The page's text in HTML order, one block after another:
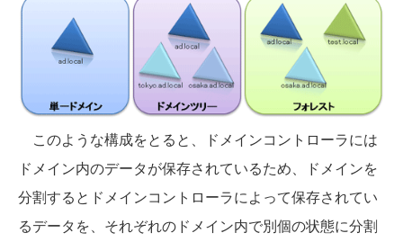
このような構成をとると、ドメインコントローラには
ドメイン内のデータが保存されているため、ドメインを
分割するとドメインコントローラによって保存されてい
るデータを、それぞれのドメイン内で別個の状態に分割